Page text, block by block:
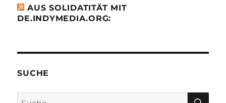
AUS SOLIDATITÄT MIT
DE.INDYMEDIA.ORG:
SUCHE
Suche